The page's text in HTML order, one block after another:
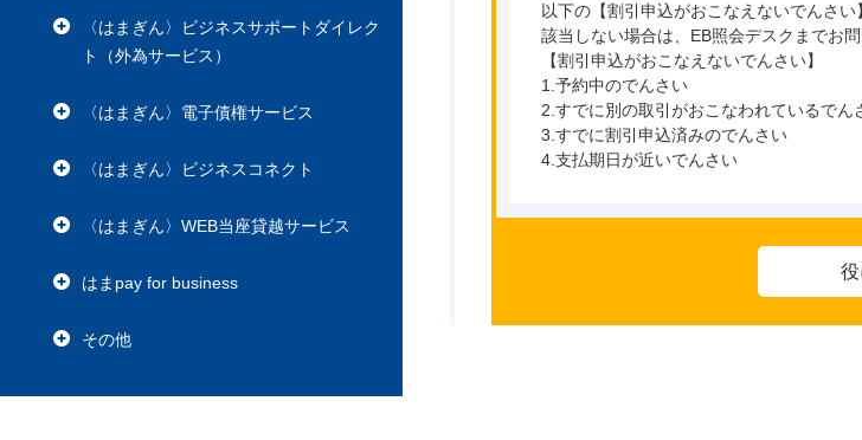
〈はまぎん〉ビジネスサポートダイレク
ト（外為サービス）
〈はまぎん〉電子債権サービス
〈はまぎん〉ビジネスコネクト
〈はまぎん〉WEB当座貸越サービス
はまpay for business
その他
以下の【割引申込がおこなえないでんさい
該当しない場合は、EB照会デスクまでお問
【割引申込がおこなえないでんさい】
1.予約中のでんさい
2.すでに別の取引がおこなわれているでん
3.すでに割引申込済みのでんさい
4.支払期日が近いでんさい